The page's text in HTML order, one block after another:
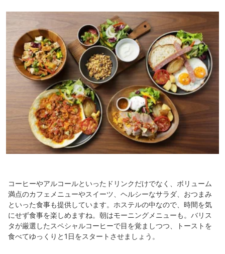
コーヒーやアルコールといったドリンクだけでなく、ボリューム
満点のカフェメニューやスイーツ、ヘルシーなサラダ、おつまみ
といった食事も提供しています。ホステルの中なので、時間を気
にせず食事を楽しめますね。朝はモーニングメニューも。バリス
タが厳選したスペシャルコーヒーで目を覚ましつつ、トーストを
食べてゆっくりと1日をスタートさせましょう。